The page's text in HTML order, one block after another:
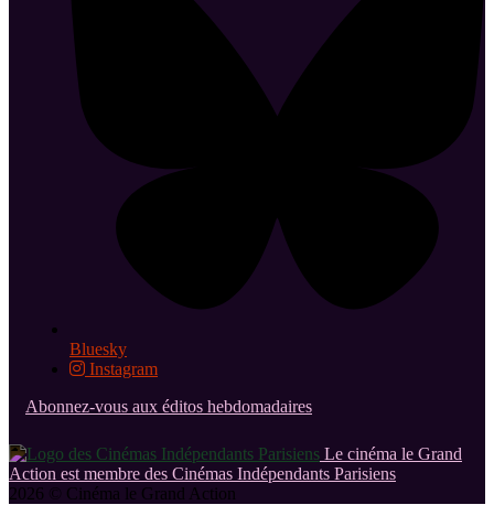
Bluesky
Instagram
Abonnez-vous aux éditos hebdomadaires
Le cinéma le Grand
Action est membre des Cinémas Indépendants Parisiens
2026 © Cinéma le Grand Action